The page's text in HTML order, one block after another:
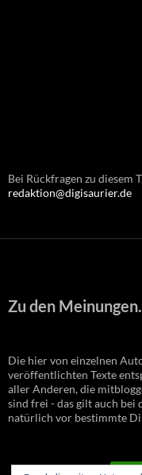
Bei Rückfragen zu diesem
redaktion@digisaurier.de
Zu den
Die hier von einzelnen
veröffentlichten Texte
aller Anderen, die
sind frei - das gilt auch bei
natürlich vor bestimmte